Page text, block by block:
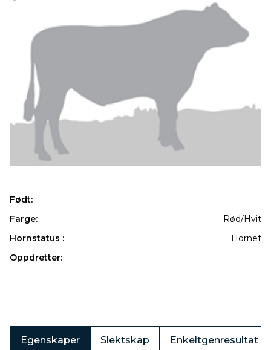
Født:
Farge:
Rød/Hvit
Hornstatus :
Hornet
Oppdretter:
Egenskaper Slektskap Enkeltgenresultat